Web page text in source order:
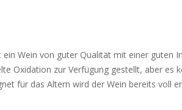
ein Wein von guter Qualität mit einer guten
Oxidation zur Verfügung gestellt, aber es
für das Altern wird der Wein bereits voll